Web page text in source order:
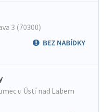
3 (70300)
BEZ NABÍDKY
u Ústí nad Labem